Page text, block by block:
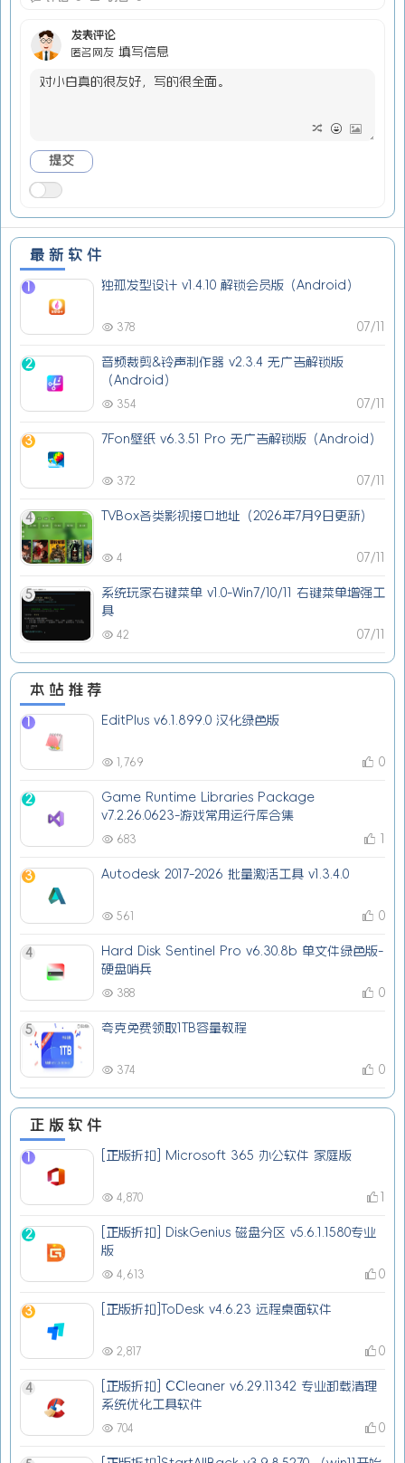
发表评论
匿名网友 填写信息
最新软件
1 独孤发型设计 v1.4.10 解锁会员版（Android）
07/11
378
2
音频裁剪&铃声制作器 v2.3.4 无广告解锁版
（Android）
07/11
354
3 7Fon壁纸 v6.3.51 Pro 无广告解锁版（Android）
07/11
372
4 TVBox各类影视接口地址（2026年7月9日更新）
07/11
4
5
系统玩家右键菜单 v1.0-Win7/10/11 右键菜单增强工
具
07/11
42
本站推荐
1 EditPlus v6.1.899.0 汉化绿色版
1,769 0
2
Game Runtime Libraries Package
v7.2.26.0623-游戏常用运行库合集
683 1
3 Autodesk 2017-2026 批量激活工具 v1.3.4.0
561 0
4
Hard Disk Sentinel Pro v6.30.8b 单文件绿色版-
硬盘哨兵
388 0
5 夸克免费领取1TB容量教程
374 0
正版软件
1 [正版折扣] Microsoft 365 办公软件 家庭版
4,870 1
2
[正版折扣] DiskGenius 磁盘分区 v5.6.1.1580专业
版
4,613 0
3 [正版折扣]ToDesk v4.6.23 远程桌面软件
2,817 0
4
[正版折扣] CCleaner v6.29.11342 专业卸载清理
系统优化工具软件
704 0